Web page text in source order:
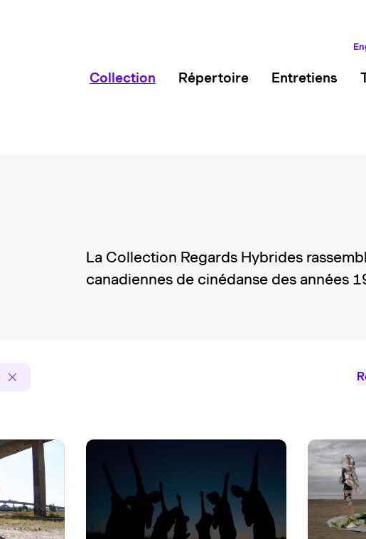
Collection Répertoire Entretiens
La Collection Regards Hybrides
canadiennes de cinédanse des années